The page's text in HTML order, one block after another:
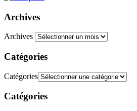
Archives
Archives
Catégories
Catégories
Catégories